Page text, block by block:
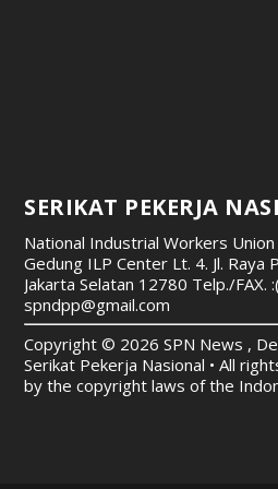
SERIKAT PEKERJA
National Industrial Workers
Gedung ILP Center Lt. 4. Jl. Raya
Jakarta Selatan 12780 Telp./FAX.
spndpp@gmail.com
Copyright © 2026 SPN News ,
Serikat Pekerja Nasional • All
by the copyright laws of the